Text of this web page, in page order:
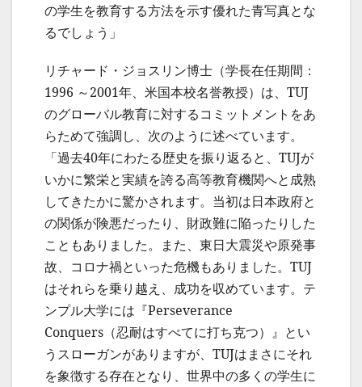
の学生を教育する方法を示す優れた青写真とな
るでしょう」
リチャード・ジョスリン博士（学長在任期間：
1996 ～2001年、米国本校名誉教授）は、TUJ
のグローバル教育に対するコミットメントをあ
らためて強調し、次のように述べています。
「過去40年にわたる歴史を振り返ると、TUJが
いかに繁栄と実績を誇る高等教育機関へと成熟
してきたかに驚かされます。当初は日本政府と
の関係が険悪だったり、財政難に陥ったりした
こともありました。また、東日大震災や原発事
故、コロナ禍といった危機もありました。TUJ
はそれらを乗り越え、成功を収めています。テ
ンプル大学には『Perseverance
Conquers（忍耐はすべてに打ち克つ）』とい
うスローガンがありますが、TUJはまさにそれ
を象徴する存在となり、世界中の多くの学生に